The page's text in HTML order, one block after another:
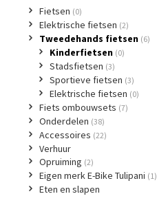
Fietsen (0)
Elektrische fietsen (2)
Tweedehands fietsen (6)
Kinderfietsen (0)
Stadsfietsen (3)
Sportieve fietsen (3)
Elektrische fietsen (0)
Fiets ombouwsets (7)
Onderdelen (38)
Accessoires (22)
Verhuur
Opruiming (2)
Eigen merk E-Bike Tulipani (1)
Eten en slapen